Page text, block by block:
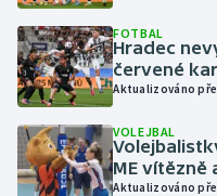
Motorsport
Olympijské hry
Plavání
FOTBAL
Hradec
červené
Aktualizováno
VOLEJBAL
ME vítězně
Aktualizováno